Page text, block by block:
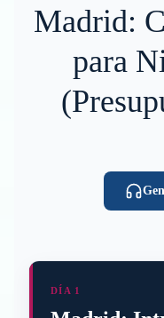
Madrid:
para
DÍA 1